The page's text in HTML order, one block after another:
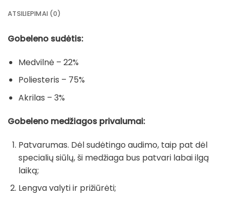
ATSILIEPIMAI (0)
Gobeleno sudėtis:
Medvilnė – 22%
Poliesteris – 75%
Akrilas – 3%
Gobeleno medžiagos privalumai:
Patvarumas. Dėl sudėtingo audimo, taip pat dėl
specialių siūlų, ši medžiaga bus patvari labai ilgą
laiką;
Lengva valyti ir prižiūrėti;